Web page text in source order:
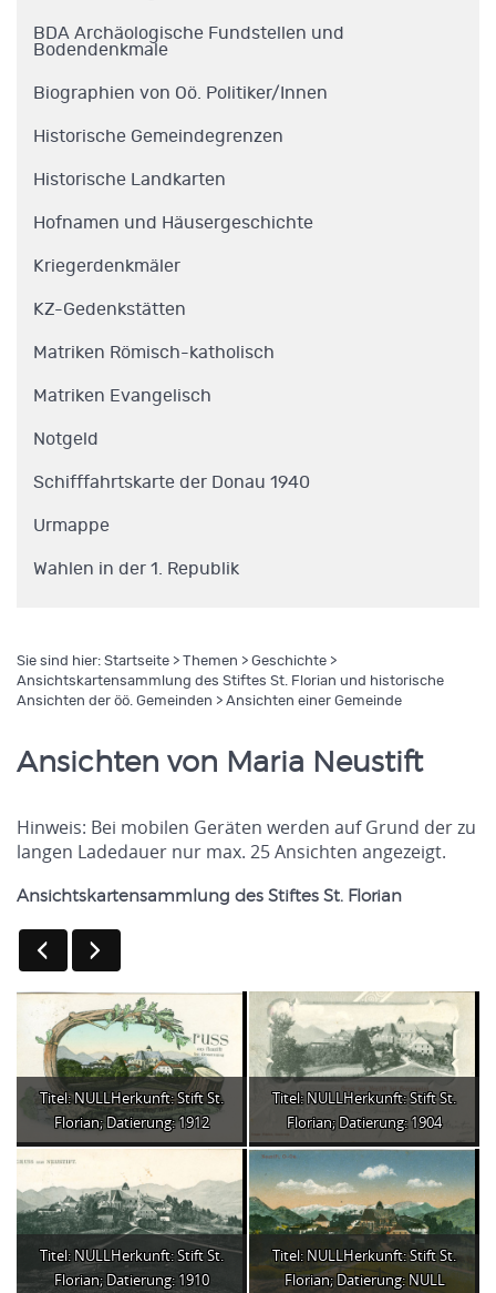
BDA Archäologische Fundstellen und
Bodendenkmale
Biographien von Oö. Politiker/Innen
Historische Gemeindegrenzen
Historische Landkarten
Hofnamen und Häusergeschichte
Kriegerdenkmäler
KZ-Gedenkstätten
Matriken Römisch-katholisch
Matriken Evangelisch
Notgeld
Schifffahrtskarte der Donau 1940
Urmappe
Wahlen in der 1. Republik
Sie sind hier: Startseite > Themen > Geschichte >
Ansichtskartensammlung des Stiftes St. Florian und historische
Ansichten der öö. Gemeinden > Ansichten einer Gemeinde
Ansichten von Maria Neustift
Hinweis: Bei mobilen Geräten werden auf Grund der zu
langen Ladedauer nur max. 25 Ansichten angezeigt.
Ansichtskartensammlung des Stiftes St. Florian
Titel: NULLHerkunft: Stift St.
Florian; Datierung: 1912
Titel: NULLHerkunft: Stift St.
Florian; Datierung: 1904
Titel: NULLHerkunft: Stift St.
Florian; Datierung: 1910
Titel: NULLHerkunft: Stift St.
Florian; Datierung: NULL